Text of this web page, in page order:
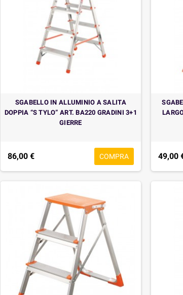
SGABELLO IN ALLUMINIO A SALITA
DOPPIA “S TYLO” ART. BA220 GRADINI 3+1
GIERRE
86,00 € COMPRA 49,00